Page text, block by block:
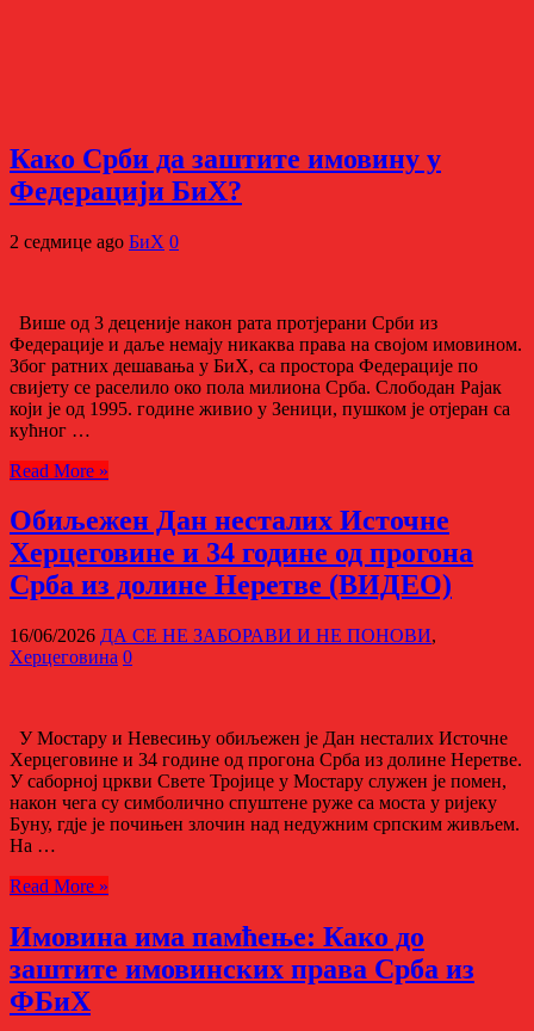
Како Срби да заштите имовину у
Федерацији БиХ?
2 седмице ago БиХ 0
Више од 3 деценије након рата протјерани Срби из
Федерације и даље немају никаква права на својом имовином.
Због ратних дешавања у БиХ, са простора Федерације по
свијету се раселило око пола милиона Срба. Слободан Рајак
који је од 1995. године живио у Зеници, пушком је отјеран са
кућног …
Read More »
Обиљежен Дан несталих Источне
Херцеговине и 34 године од прогона
Срба из долине Неретве (ВИДЕО)
16/06/2026 ДА СЕ НЕ ЗАБОРАВИ И НЕ ПОНОВИ,
Херцеговина 0
У Мостару и Невесињу обиљежен је Дан несталих Источне
Херцеговине и 34 године од прогона Срба из долине Неретве.
У саборној цркви Свете Тројице у Мостару служен је помен,
након чега су симболично спуштене руже са моста у ријеку
Буну, гдје је почињен злочин над недужним српским живљем.
На …
Read More »
Имовина има памћење: Како до
заштите имовинских права Срба из
ФБиХ